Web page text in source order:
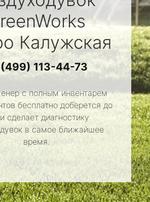
Калужская
113-44-73
с полным инвентарем
бесплатно доберется до
сделает диагностику
в самое ближайшее
время.